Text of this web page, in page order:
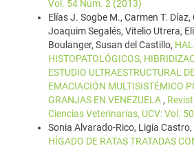
Vol. 54 Núm. 2 (2013)
Elías J. Sogbe M., Carmen T.
Joaquim Segalés, Vitelio Utrera,
Boulanger, Susan del Castillo,
HISTOPATOLÓGICOS,
ESTUDIO ULTRAESTRUCTURAL
EMACIACIÓN MULTISISTÉMICO
GRANJAS EN VENEZUELA ,
Ciencias Veterinarias, UCV: Vol.
Sonia Alvarado-Rico, Ligia Castro,
HÍGADO DE RATAS TRATADAS